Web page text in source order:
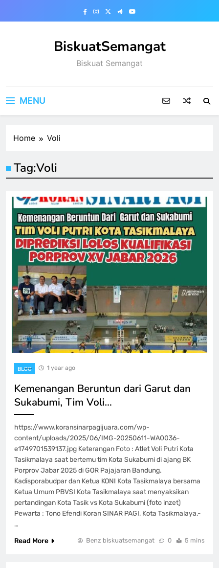
BiskuatSemangat
Biskuat Semangat
MENU
Home Voli
Tag:Voli
BLOG 1 year ago
Kemenangan Beruntun dari Garut dan
Sukabumi, Tim Voli…
https://www.koransinarpagijuara.com/wp-
content/uploads/2025/06/IMG-20250611-WA0036-
e1749701539137.jpg Keterangan Foto : Atlet Voli Putri Kota
Tasikmalaya saat bertemu tim Kota Sukabumi di ajang BK
Porprov Jabar 2025 di GOR Pajajaran Bandung.
Kadisporabudpar dan Ketua KONI Kota Tasikmalaya bersama
Ketua Umum PBVSI Kota Tasikmalaya saat menyaksikan
pertandingan Kota Tasik vs Kota Sukabumi (foto inzet)
Pewarta : Tono Efendi Koran SINAR PAGI, Kota Tasikmalaya,-
…
Read More
Benz biskuatsemangat 0 5 mins